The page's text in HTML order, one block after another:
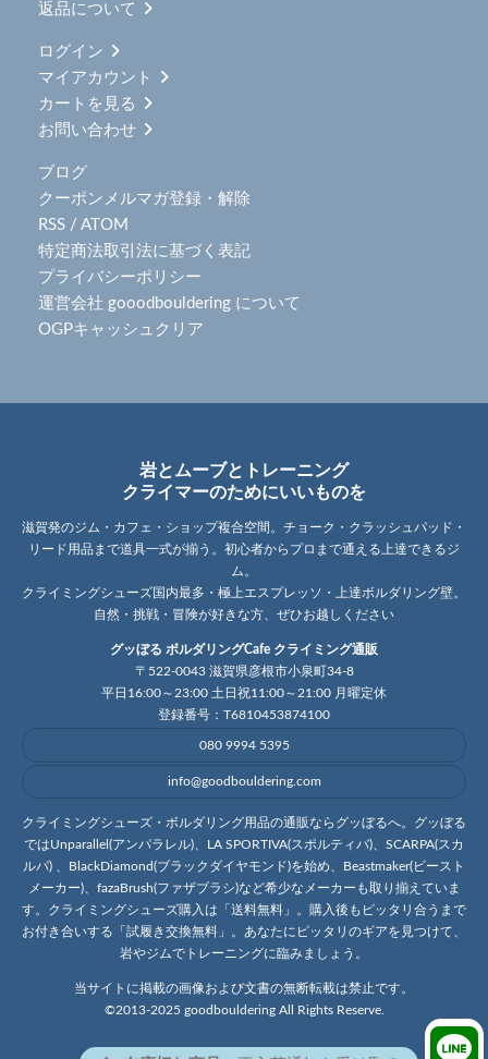
返品について
ログイン
マイアカウント
カートを見る
お問い合わせ
ブログ
クーポンメルマガ登録・解除
RSS / ATOM
特定商法取引法に基づく表記
プライバシーポリシー
運営会社 gooodbouldering について
OGPキャッシュクリア
岩とムーブとトレーニング
クライマーのためにいいものを
滋賀発のジム・カフェ・ショップ複合空間。チョーク・クラッシュパッド・
リード用品まで道具一式が揃う。初心者からプロまで通える上達できるジ
ム。
クライミングシューズ国内最多・極上エスプレッソ・上達ボルダリング壁。
自然・挑戦・冒険が好きな方、ぜひお越しください
グッぼる ボルダリングCafe クライミング通販
〒522-0043 滋賀県彦根市小泉町34-8
平日16:00～23:00 土日祝11:00～21:00 月曜定休
登録番号：T6810453874100
080 9994 5395
info@goodbouldering.com
クライミングシューズ・ボルダリング用品の通販ならグッぼるへ。グッぼる
ではUnparallel(アンパラレル)、LA SPORTIVA(スポルティバ)、SCARPA(スカ
ルパ) 、BlackDiamond(ブラックダイヤモンド)を始め、Beastmaker(ビースト
メーカー)、fazaBrush(ファザブラシ)など希少なメーカーも取り揃えていま
す。クライミングシューズ購入は「送料無料」。購入後もピッタリ合うまで
お付き合いする「試履き交換無料」。あなたにピッタリのギアを見つけて、
岩やジムでトレーニングに臨みましょう。
当サイトに掲載の画像および文書の無断転載は禁止です。
©2013-2025 goodbouldering All Rights Reserve.